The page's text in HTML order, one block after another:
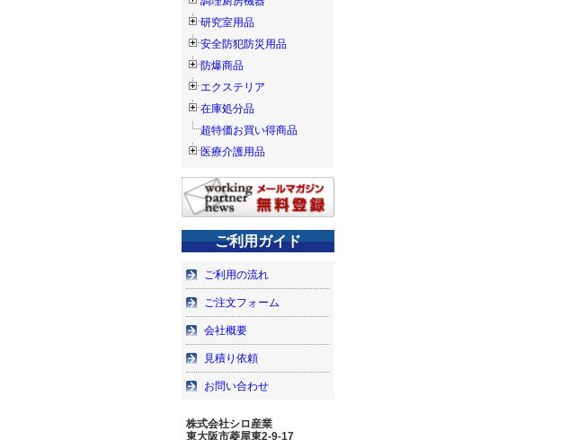
研究室用品
安全防犯防災用品
防爆商品
エクステリア
在庫処分品
超特価お買い得商品
医療介護用品
ご利用ガイド
ご利用の流れ
ご注文フォーム
会社概要
見積り依頼
お問い合わせ
株式会社シロ産業
東大阪市菱屋東2-9-17